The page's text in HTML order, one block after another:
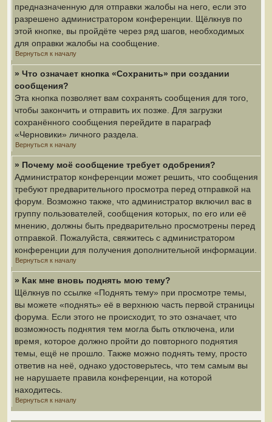
предназначенную для отправки жалобы на него, если это
разрешено администратором конференции. Щёлкнув по
этой кнопке, вы пройдёте через ряд шагов, необходимых
для оправки жалобы на сообщение.
Вернуться к началу
» Что означает кнопка «Сохранить» при создании
сообщения?
Эта кнопка позволяет вам сохранять сообщения для того,
чтобы закончить и отправить их позже. Для загрузки
сохранённого сообщения перейдите в параграф
«Черновики» личного раздела.
Вернуться к началу
» Почему моё сообщение требует одобрения?
Администратор конференции может решить, что сообщения
требуют предварительного просмотра перед отправкой на
форум. Возможно также, что администратор включил вас в
группу пользователей, сообщения которых, по его или её
мнению, должны быть предварительно просмотрены перед
отправкой. Пожалуйста, свяжитесь с администратором
конференции для получения дополнительной информации.
Вернуться к началу
» Как мне вновь поднять мою тему?
Щёлкнув по ссылке «Поднять тему» при просмотре темы,
вы можете «поднять» её в верхнюю часть первой страницы
форума. Если этого не происходит, то это означает, что
возможность поднятия тем могла быть отключена, или
время, которое должно пройти до повторного поднятия
темы, ещё не прошло. Также можно поднять тему, просто
ответив на неё, однако удостоверьтесь, что тем самым вы
не нарушаете правила конференции, на которой
находитесь.
Вернуться к началу